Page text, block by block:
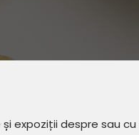
expoziții despre sau